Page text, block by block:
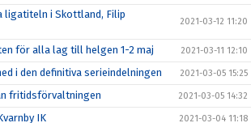
i Skottland, Filip
2021-03-12 11:20
för alla lag till helgen 1-2 maj 2021-03-11 12:10
i den definitiva serieindelningen 2021-03-05 15:25
fritidsförvaltningen 2021-03-05 14:32
IK 2021-03-04 11:18